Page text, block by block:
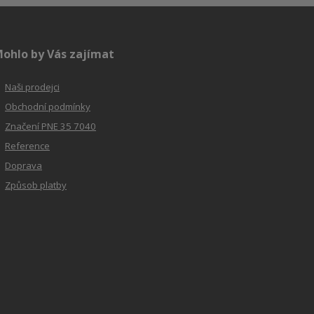
by Vás zajímat
Naši prodejci
Obchodní podmínky
Značení PNE 35 7040
Reference
Doprava
Způsob platby